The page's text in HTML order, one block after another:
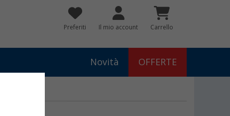
Preferiti Il mio account Carrello
Novità OFFERTE